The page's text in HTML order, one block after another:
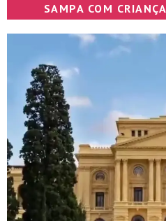
SAMPA COM